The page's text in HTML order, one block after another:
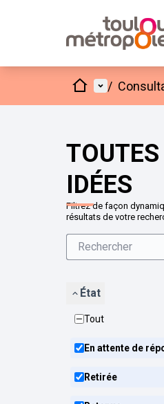
Accueil
Menu
/
IDÉES
Filtrez de façon
résultats de votre
État
Tout
En attente de
Retirée